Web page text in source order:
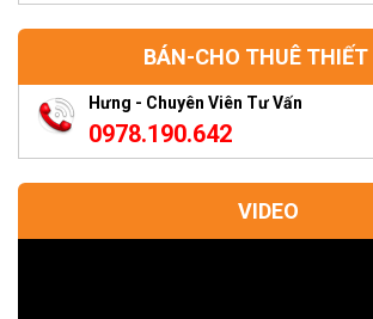
BÁN-CHO THUÊ THIẾT
Hưng - Chuyên Viên Tư Vấn
0978.190.642
VIDEO